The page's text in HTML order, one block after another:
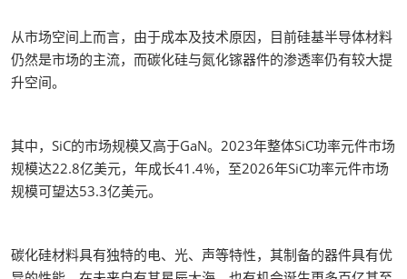
从市场空间上而言，由于成本及技术原因，目前硅基半导体材料
仍然是市场的主流，而碳化硅与氮化镓器件的渗透率仍有较大提
升空间。
其中，SiC的市场规模又高于GaN。2023年整体SiC功率元件市场
规模达22.8亿美元，年成长41.4%，至2026年SiC功率元件市场
规模可望达53.3亿美元。
碳化硅材料具有独特的电、光、声等特性，其制备的器件具有优